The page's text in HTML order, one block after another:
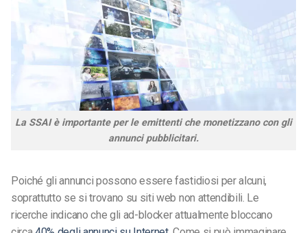
La SSAI è importante per le emittenti che monetizzano con gli
annunci pubblicitari.
Poiché gli annunci possono essere fastidiosi per alcuni,
soprattutto se si trovano su siti web non attendibili. Le
ricerche indicano che gli ad-blocker attualmente bloccano